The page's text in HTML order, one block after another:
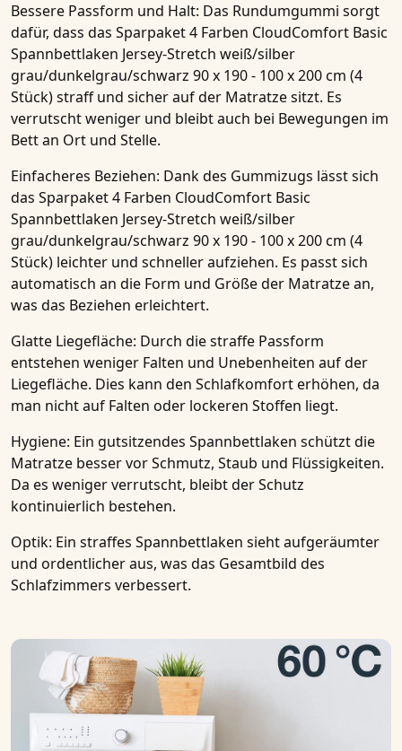
Bessere Passform und Halt: Das Rundumgummi sorgt
dafür, dass das Sparpaket 4 Farben CloudComfort Basic
Spannbettlaken Jersey-Stretch weiß/silber
grau/dunkelgrau/schwarz 90 x 190 - 100 x 200 cm (4
Stück)straff und sicher auf der Matratze sitzt. Es
verrutscht weniger und bleibt auch bei Bewegungen im
Bett an Ort und Stelle.
Einfacheres Beziehen: Dank des Gummizugs lässt sich
das Sparpaket 4 Farben CloudComfort Basic
Spannbettlaken Jersey-Stretch weiß/silber
grau/dunkelgrau/schwarz 90 x 190 - 100 x 200 cm (4
Stück) leichter und schneller aufziehen. Es passt sich
automatisch an die Form und Größe der Matratze an,
was das Beziehen erleichtert.
Glatte Liegefläche: Durch die straffe Passform
entstehen weniger Falten und Unebenheiten auf der
Liegefläche. Dies kann den Schlafkomfort erhöhen, da
man nicht auf Falten oder lockeren Stoffen liegt.
Hygiene: Ein gutsitzendes Spannbettlaken schützt die
Matratze besser vor Schmutz, Staub und Flüssigkeiten.
Da es weniger verrutscht, bleibt der Schutz
kontinuierlich bestehen.
Optik: Ein straffes Spannbettlaken sieht aufgeräumter
und ordentlicher aus, was das Gesamtbild des
Schlafzimmers verbessert.